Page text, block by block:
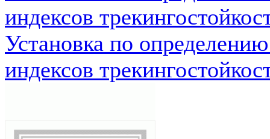
индексов
Установка по
индексов